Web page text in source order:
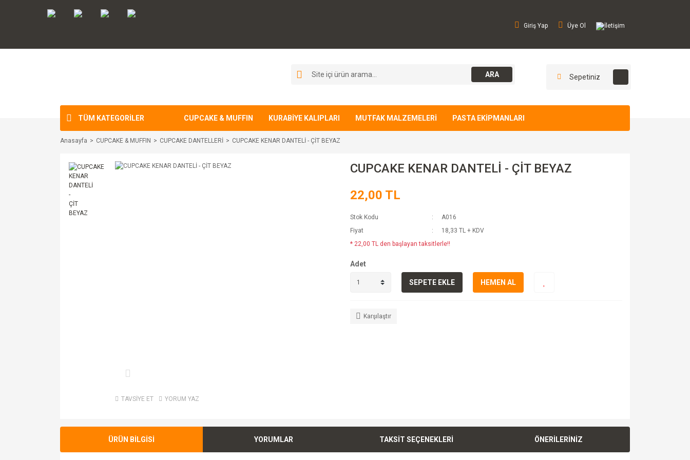
Giriş Yap Üye Ol İletişim
ARA Sepetiniz
TÜM KATEGORİLER CUPCAKE & MUFFIN KURABİYE KALIPLARI MUTFAK MALZEMELERİ PASTA EKİPMANLARI
Anasayfa CUPCAKE & MUFFIN CUPCAKE DANTELLERİ CUPCAKE KENAR DANTELİ - ÇİT BEYAZ
TAVSİYE ET YORUM YAZ
CUPCAKE KENAR DANTELİ - ÇİT BEYAZ
22,00 TL
Stok Kodu
A016
Fiyat
18,33 TL + KDV
* 22,00 TL den başlayan taksitlerle!!
Adet
SEPETE EKLE HEMEN AL
Karşılaştır
ÜRÜN BİLGİSİ YORUMLAR TAKSİT SEÇENEKLERİ ÖNERİLERİNİZ